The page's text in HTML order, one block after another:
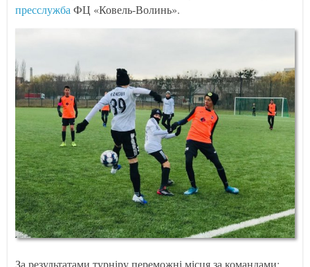
пресслужба ФЦ «Ковель-Волинь».
За результатами турніру переможні місця за командами: